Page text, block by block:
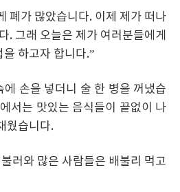
폐가 많았습니다. 이제 제가 떠나
. 그래 오늘은 제가 여러분들에게
하고자 합니다.”
에 손을 넣더니 술 한 병을 꺼냈습
서는 맛있는 음식들이 끝없이 나
웠습니다.
러와 많은 사람들은 배불리 먹고